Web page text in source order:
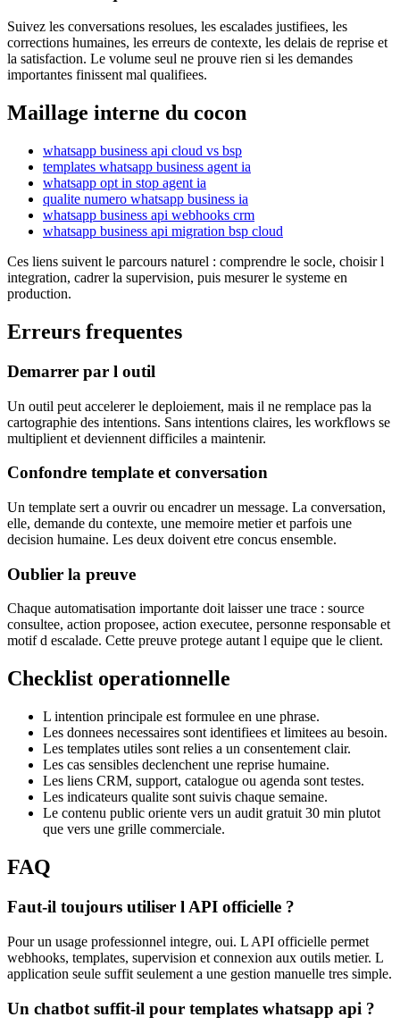
Suivez les conversations resolues, les escalades justifiees, les
corrections humaines, les erreurs de contexte, les delais de reprise et
la satisfaction. Le volume seul ne prouve rien si les demandes
importantes finissent mal qualifiees.
Maillage interne du cocon
whatsapp business api cloud vs bsp
templates whatsapp business agent ia
whatsapp opt in stop agent ia
qualite numero whatsapp business ia
whatsapp business api webhooks crm
whatsapp business api migration bsp cloud
Ces liens suivent le parcours naturel : comprendre le socle, choisir l
integration, cadrer la supervision, puis mesurer le systeme en
production.
Erreurs frequentes
Demarrer par l outil
Un outil peut accelerer le deploiement, mais il ne remplace pas la
cartographie des intentions. Sans intentions claires, les workflows se
multiplient et deviennent difficiles a maintenir.
Confondre template et conversation
Un template sert a ouvrir ou encadrer un message. La conversation,
elle, demande du contexte, une memoire metier et parfois une
decision humaine. Les deux doivent etre concus ensemble.
Oublier la preuve
Chaque automatisation importante doit laisser une trace : source
consultee, action proposee, action executee, personne responsable et
motif d escalade. Cette preuve protege autant l equipe que le client.
Checklist operationnelle
L intention principale est formulee en une phrase.
Les donnees necessaires sont identifiees et limitees au besoin.
Les templates utiles sont relies a un consentement clair.
Les cas sensibles declenchent une reprise humaine.
Les liens CRM, support, catalogue ou agenda sont testes.
Les indicateurs qualite sont suivis chaque semaine.
Le contenu public oriente vers un audit gratuit 30 min plutot
que vers une grille commerciale.
FAQ
Faut-il toujours utiliser l API officielle ?
Pour un usage professionnel integre, oui. L API officielle permet
webhooks, templates, supervision et connexion aux outils metier. L
application seule suffit seulement a une gestion manuelle tres simple.
Un chatbot suffit-il pour templates whatsapp api ?